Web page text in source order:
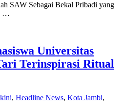
SAW Sebagai Bekal Pribadi yang
…
Universitas
Terinspirasi Ritual
, Headline News, Kota Jambi,